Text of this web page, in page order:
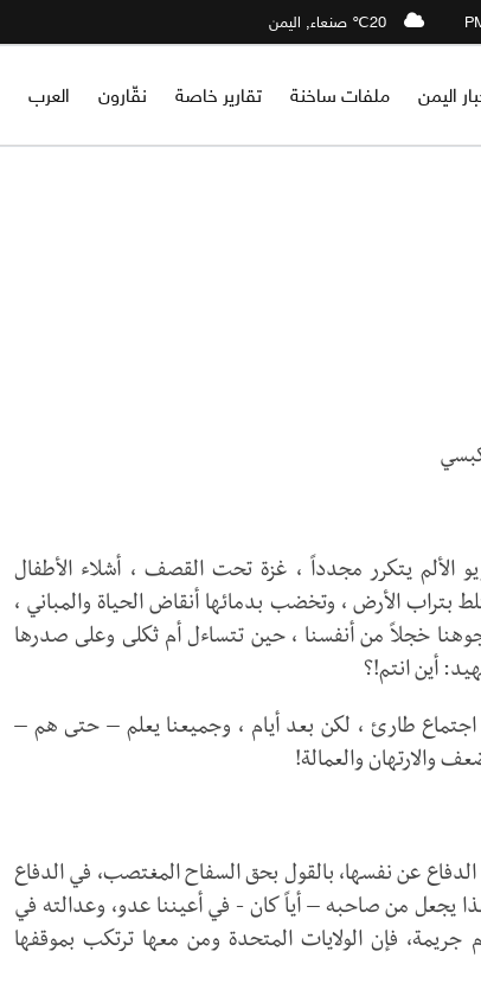
20℃ صنعاء, اليمن
اليمن ملفات ساخنة تقارير خاصة نقّارون العرب
الألم يتكرر مجدداً ، غزة تحت القصف ، أشلاء الأطفال
بتراب الأرض ، وتخضب بدمائها أنقاض الحياة والمباني ،
خجلاً من أنفسنا ، حين تتساءل أم ثكلى وعلى صدرها
أين انتم!؟
اجتماع طارئ ، لكن بعد أيام ، وجميعنا يعلم – حتى هم –
والارتهان والعمالة!
عن نفسها، بالقول بحق السفاح المغتصب، في الدفاع
يجعل من صاحبه – أياً كان - في أعيننا عدو، وعدالته في
جريمة، فإن الولايات المتحدة ومن معها ترتكب بموقفها